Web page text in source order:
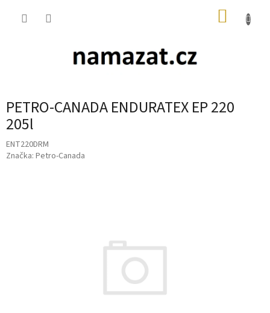
PETRO-CANADA ENDURATEX EP 220
205l
ENT220DRM
Značka: Petro-Canada